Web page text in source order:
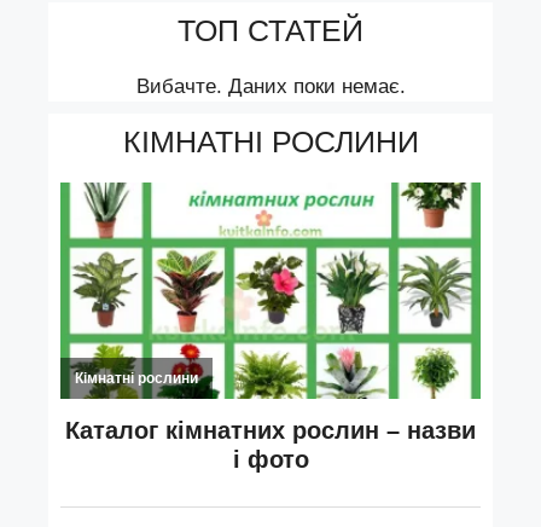
ТОП СТАТЕЙ
Вибачте. Даних поки немає.
КІМНАТНІ РОСЛИНИ